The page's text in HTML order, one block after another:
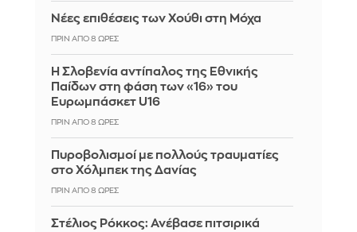
Νέες επιθέσεις των Χούθι στη Μόχα
ΠΡΙΝ ΑΠΌ 8 ΏΡΕΣ
Η Σλοβενία αντίπαλος της Εθνικής
Παίδων στη φάση των «16» του
Ευρωμπάσκετ U16
ΠΡΙΝ ΑΠΌ 8 ΏΡΕΣ
Πυροβολισμοί με πολλούς τραυματίες
στο Χόλμπεκ της Δανίας
ΠΡΙΝ ΑΠΌ 8 ΏΡΕΣ
Στέλιος Ρόκκος: Ανέβασε πιτσιρικά